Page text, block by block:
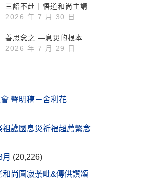
三詔不赴｜悟道和尚主講
2026 年 7 月 30 日
善思念之 —息災的根本
2026 年 7 月 29 日
聲明稿－舍利花
護國息災祈福超薦繫念
(20,226)
尚圓寂荼毗&傳供讚頌